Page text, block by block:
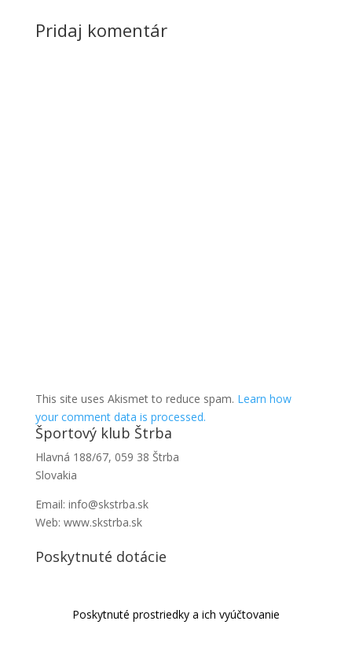
Pridaj komentár
This site uses Akismet to reduce spam. Learn how
your comment data is processed.
Športový klub Štrba
Hlavná 188/67, 059 38 Štrba
Slovakia
Email: info@skstrba.sk
Web: www.skstrba.sk
Poskytnuté dotácie
Poskytnuté prostriedky a ich vyúčtovanie